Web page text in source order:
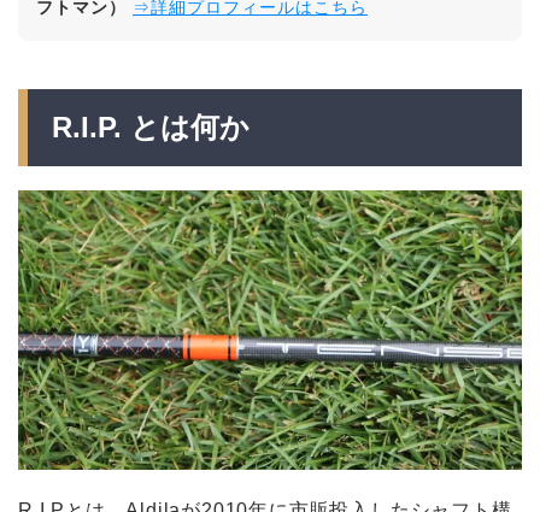
フトマン）
⇒詳細プロフィールはこちら
R.I.P. とは何か